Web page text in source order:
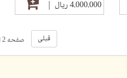
4,000,000 ریال
قبلی صفحه 2 از 3